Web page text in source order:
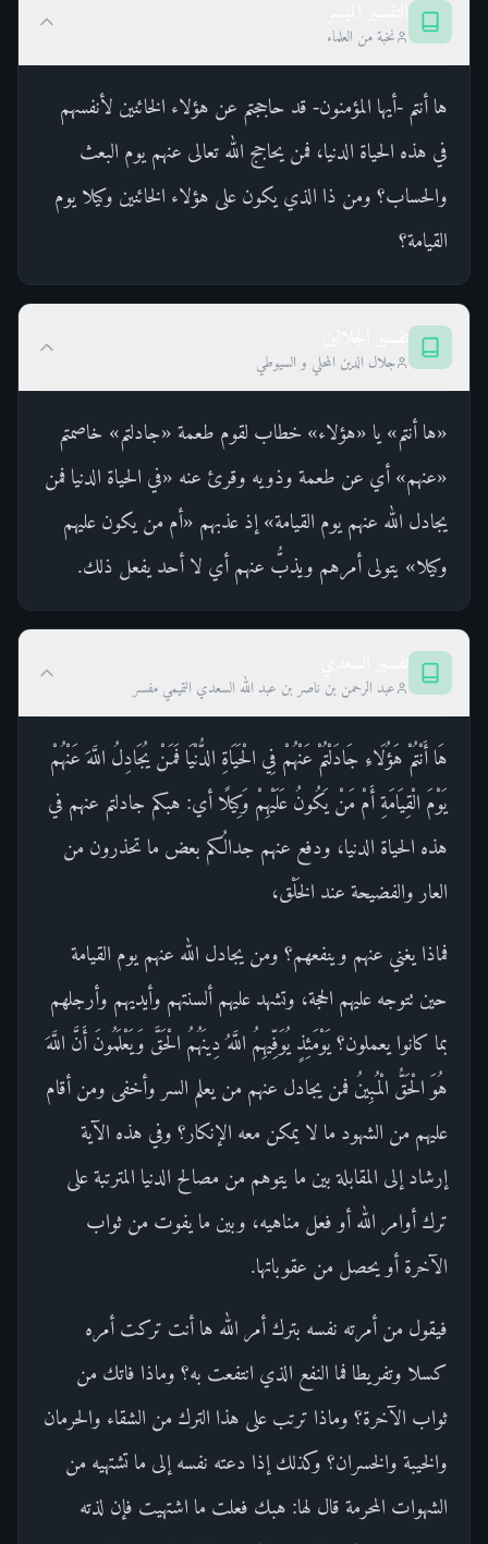
نخبة من العلماء
ها أنتم -أيها المؤمنون- قد حاججتم عن هؤلاء الخائنين لأنفسهم
في هذه الحياة الدنيا، فمن يحاجج الله تعالى عنهم يوم البعث
والحساب؟ ومن ذا الذي يكون على هؤلاء الخائنين وكيلا يوم
القيامة؟
جلال الدين المحلي و السيوطي
«ها أنتم» يا «هؤلاء» خطاب لقوم طعمة «جادلتم» خاصمتم
«عنهم» أي عن طعمة وذويه وقرئ عنه «في الحياة الدنيا فمن
يجادل الله عنهم يوم القيامة» إذ عذبهم «أم من يكون عليهم
وكيلا» يتولى أمرهم ويذبُّ عنهم أي لا أحد يفعل ذلك.
عبد الرحمن بن ناصر بن عبد الله السعدي التميمي مفسر
هَا أَنْتُمْ هَؤُلَاءِ جَادَلْتُمْ عَنْهُمْ فِي الْحَيَاةِ الدُّنْيَا فَمَنْ يُجَادِلُ اللَّهَ عَنْهُمْ
يَوْمَ الْقِيَامَةِ أَمْ مَنْ يَكُونُ عَلَيْهِمْ وَكِيلًا أي: هبكم جادلتم عنهم في
هذه الحياة الدنيا، ودفع عنهم جدالُكم بعض ما تحذرون من
العار والفضيحة عند الخَلْق،
فماذا يغني عنهم وينفعهم؟ ومن يجادل الله عنهم يوم القيامة
حين تتوجه عليهم الحجة، وتشهد عليهم ألسنتهم وأيديهم وأرجلهم
بما كانوا يعملون؟ يَوْمَئِذٍ يُوَفِّيهِمُ اللَّهُ دِينَهُمُ الْحَقَّ وَيَعْلَمُونَ أَنَّ اللَّهَ
هُوَ الْحَقُّ الْمُبِينُ فمن يجادل عنهم من يعلم السر وأخفى ومن أقام
عليهم من الشهود ما لا يمكن معه الإنكار؟ وفي هذه الآية
إرشاد إلى المقابلة بين ما يتوهم من مصالح الدنيا المترتبة على
ترك أوامر الله أو فعل مناهيه، وبين ما يفوت من ثواب
الآخرة أو يحصل من عقوباتها.
فيقول من أمرته نفسه بترك أمر الله ها أنت تركت أمره
كسلا وتفريطا فما النفع الذي انتفعت به؟ وماذا فاتك من
ثواب الآخرة؟ وماذا ترتب على هذا الترك من الشقاء والحرمان
والخيبة والخسران؟ وكذلك إذا دعته نفسه إلى ما تشتهيه من
الشهوات المحرمة قال لها: هبك فعلت ما اشتهيت فإن لذته